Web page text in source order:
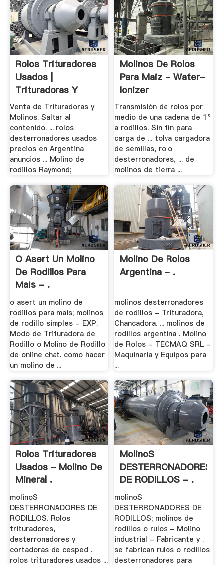
Rolos Trituradores
Usados |
Trituradoras Y
Molinos
Venta de Trituradoras y
Molinos. Saltar al
contenido. ... rolos
desterronadores usados
precios en Argentina
anuncios ... Molino de
rodillos Raymond;
Molinos De Rolos
Para Maiz - Water-
Ionizer
Transmisión de rolos por
medio de una cadena de 1"
a rodillos. Sin fín para
carga de ... tolva cargadora
de semillas, rolo
desterronadores, ... de
molinos de tierra ...
O Asert Un Molino
De Rodillos Para
Mais - .
o asert un molino de
rodillos para mais; molinos
de rodillo simples - EXP.
Modo de Trituradora de
Rodillo o Molino de Rodillo
de online chat. como hacer
un molino de ...
Molino De Rolos
Argentina - .
molinos desterronadores
de rodillos - Trituradora,
Chancadora. ... molinos de
rodillos argentina . Molino
de Rolos - TECMAQ SRL -
Maquinaria y Equipos para
...
Rolos Trituradores
Usados - Molino De
Mineral .
molinoS
DESTERRONADORES DE
RODILLOS. Rolos
trituradores,
desterronadores y
cortadoras de cesped .
rolos trituradores usados ...
MolinoS
DESTERRONADORES
DE RODILLOS - .
molinoS
DESTERRONADORES DE
RODILLOS; molinos de
rodillos o rulos - Molino
industrial - Fabricante y .
se fabrican rulos o rodillos
desterronadores para